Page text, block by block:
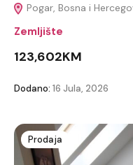
Pogar, Bosna i
Zemljište
123,602KM
Dodano: 16 Jula, 2026
Prodaja